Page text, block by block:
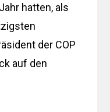
hatten, als
der COP
auf den